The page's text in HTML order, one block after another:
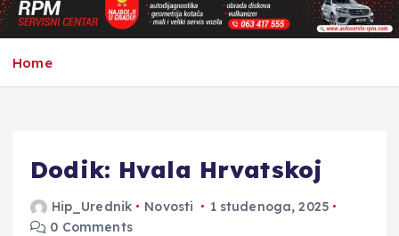
t
e
Home
Dodik: Hvala Hrvatskoj
Hip_Urednik Novosti
1 studenoga, 2025
0 Comments